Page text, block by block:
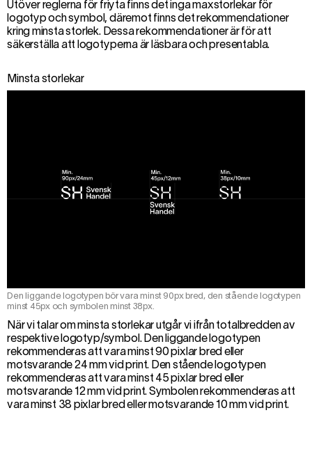
Utöver reglerna för friyta finns det inga maxstorlekar för
logotyp och symbol, däremot finns det rekommendationer
kring minsta storlek. Dessa rekommendationer är för att
säkerställa att logotyperna är läsbara och presentabla.
Minsta storlekar
Den liggande logotypen bör vara minst 90px bred, den stående logotypen
minst 45px och symbolen minst 38px.
När vi talar om minsta storlekar utgår vi ifrån totalbredden av
respektive logotyp/symbol. Den liggande logotypen
rekommenderas att vara minst 90 pixlar bred eller
motsvarande 24 mm vid print. Den stående logotypen
rekommenderas att vara minst 45 pixlar bred eller
motsvarande 12 mm vid print. Symbolen rekommenderas att
vara minst 38 pixlar bred eller motsvarande 10 mm vid print.